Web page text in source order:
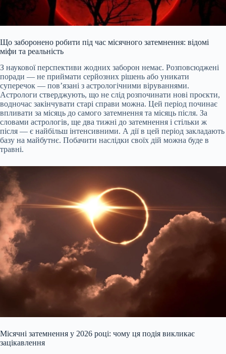
Що заборонено робити під час місячного затемнення: відомі
міфи та реальність
З наукової перспективи жодних заборон немає. Розповсюджені
поради — не приймати серйозних рішень або уникати
суперечок — пов’язані з астрологічними віруваннями.
Астрологи стверджують, що не слід розпочинати нові проєкти,
водночас закінчувати старі справи можна. Цей період починає
впливати за місяць до самого затемнення та місяць після. За
словами астрологів, ще два тижні до затемнення і стільки ж
після — є найбільш інтенсивними. А дії в цей період закладають
базу на майбутнє. Побачити наслідки своїх дій можна буде в
травні.
Місячні затемнення у 2026 році: чому ця подія викликає
зацікавлення